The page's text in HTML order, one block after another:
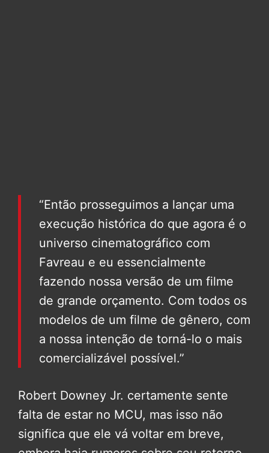
“Então prosseguimos a lançar uma
execução histórica do que agora é o
universo cinematográfico com
Favreau e eu essencialmente
fazendo nossa versão de um filme
de grande orçamento. Com todos os
modelos de um filme de gênero, com
a nossa intenção de torná-lo o mais
comercializável possível.”
Robert Downey Jr. certamente sente
falta de estar no MCU, mas isso não
significa que ele vá voltar em breve,